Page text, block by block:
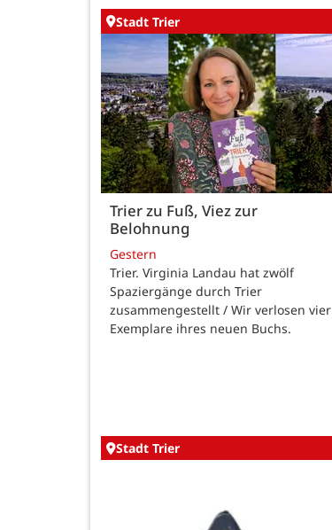
Stadt Trier
Trier zu Fuß, Viez zur
Belohnung
Gestern
Trier. Virginia Landau hat zwölf
Spaziergänge durch Trier
zusammengestellt / Wir verlosen vier
Exemplare ihres neuen Buchs.
Stadt Trier